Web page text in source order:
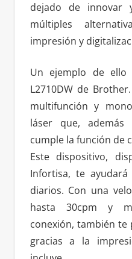
dejado de innovar
múltiples
impresión y
Un ejemplo de ello
L2710DW de
multifunción y
láser que,
cumple la función de
Este dispositivo,
Infortisa, te
diarios. Con una
hasta 30cpm y
conexión, también
gracias a la